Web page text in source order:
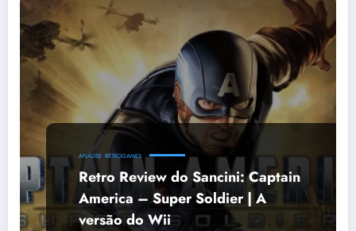
ANÁLISE RETROGAMES
Retro Review do Sancini: Captain
America – Super Soldier | A
versão do Wii